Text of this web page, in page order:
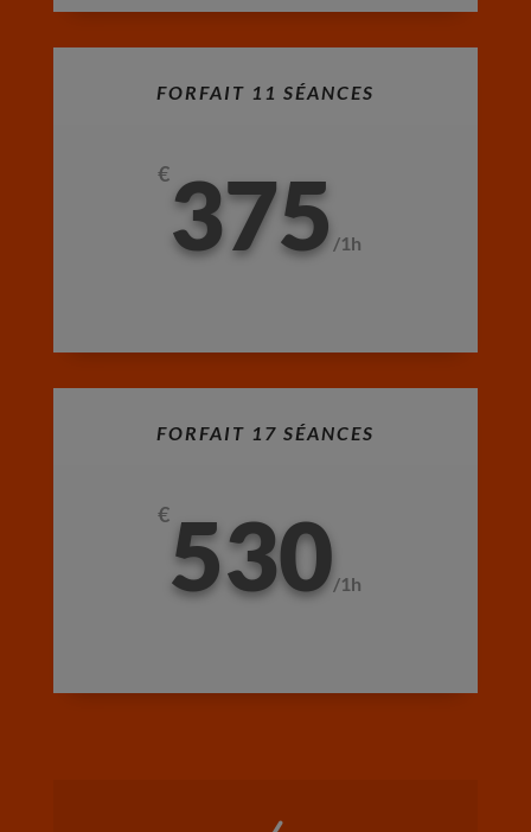
FORFAIT 11 SÉANCES
€375 /1h
FORFAIT 17 SÉANCES
€530/1h